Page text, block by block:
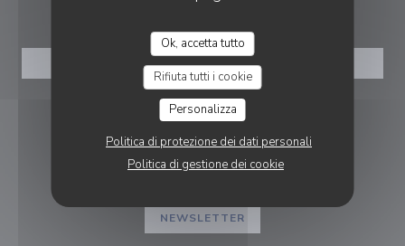
Ok, accetta tutto
Rifiuta tutti i cookie
Personalizza
Politica di protezione dei dati personali
Politica di gestione dei cookie
PRENOTA
SEGUICI
NEWSLETTER